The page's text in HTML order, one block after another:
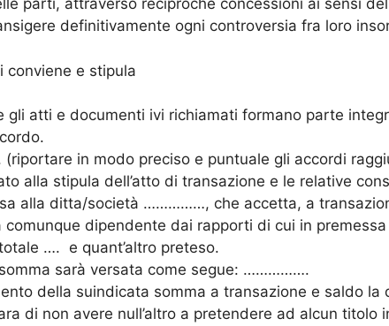
parti, attraverso reciproche concessioni ai sensi
definitivamente ogni controversia fra loro
conviene e stipula
gli atti e documenti ivi richiamati formano parte
in modo preciso e puntuale gli accordi
alla stipula dell’atto di transazione e le relative
alla ditta/società ……………, che accetta, a
dipendente dai rapporti di cui in
…. e quant’altro preteso.
sarà versata come segue: …………….
della suindicata somma a transazione e saldo la
di non avere null’altro a pretendere ad alcun titolo